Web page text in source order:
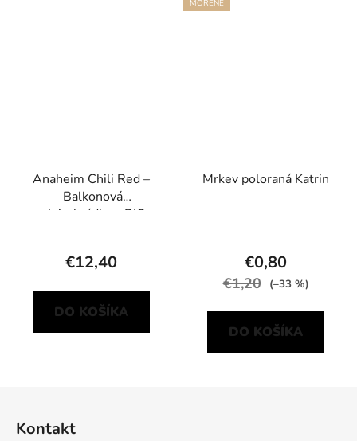
Anaheim Chili Red –
Balkonová
minizahrádka s BIO
€12,40
DO KOŠÍKA
MOŘENÉ
Mrkev poloraná Katrin
€0,80
€1,20 (–33 %)
DO KOŠÍKA
Kontakt